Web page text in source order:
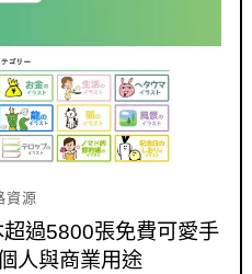
資源
過5800張免費可愛手
人與商業用途